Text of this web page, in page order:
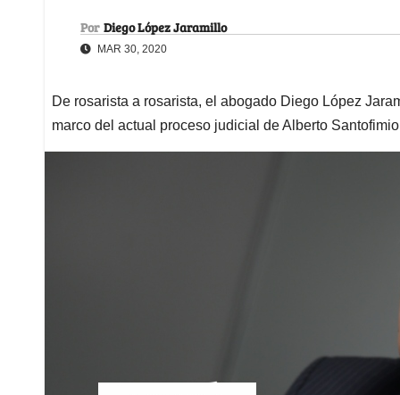
Por Diego López Jaramillo
MAR 30, 2020
De rosarista a rosarista, el abogado Diego López
marco del actual proceso judicial de Alberto Santofimio